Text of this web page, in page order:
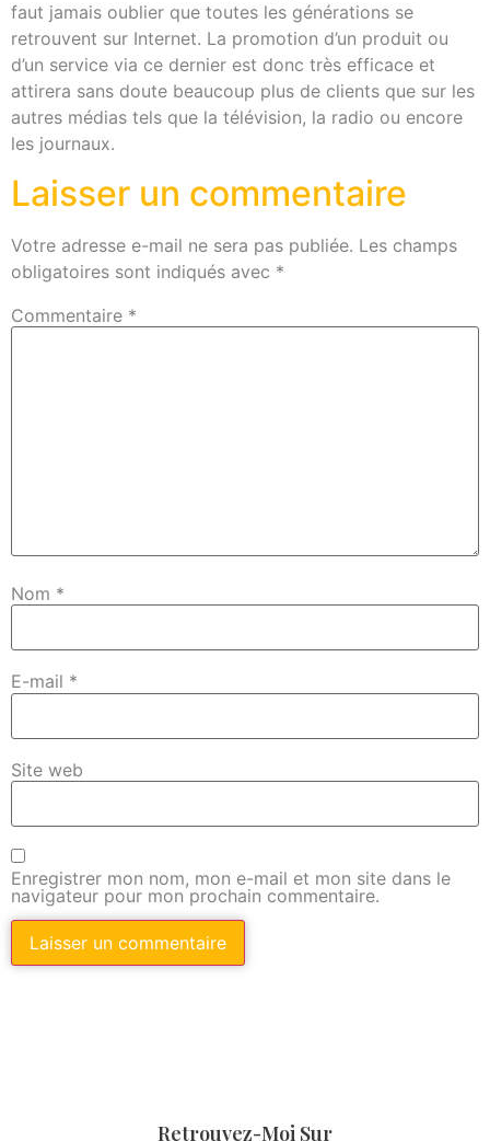
faut jamais oublier que toutes les générations se
retrouvent sur Internet. La promotion d’un produit ou
d’un service via ce dernier est donc très efficace et
attirera sans doute beaucoup plus de clients que sur les
autres médias tels que la télévision, la radio ou encore
les journaux.
Laisser un commentaire
Votre adresse e-mail ne sera pas publiée. Les champs
obligatoires sont indiqués avec *
Commentaire *
Nom *
E-mail *
Site web
Enregistrer mon nom, mon e-mail et mon site dans le
navigateur pour mon prochain commentaire.
Retrouvez-Moi Sur